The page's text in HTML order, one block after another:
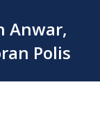
Anwar,
Polis